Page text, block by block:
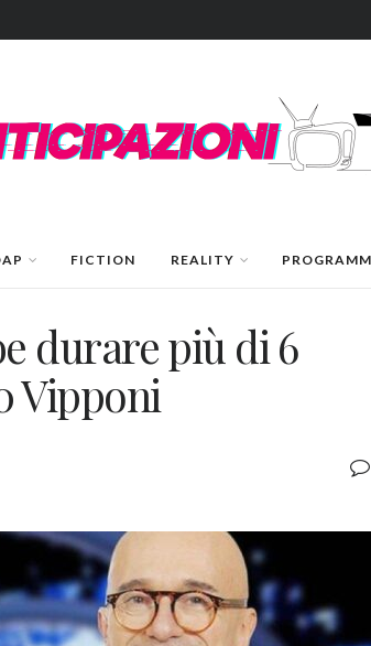
FICTION REALITY
durare più di 6
Vipponi